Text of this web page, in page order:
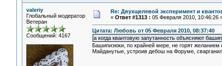
valeriy
Глобальный модератор
Ветеран
Сообщений: 4167
Re: Двухщелевой эксперимент и
« Ответ #1313 : 05 Февраля 2010, 10:46:26
Цитата: Любовь от 05 Февраля 2010, 08:37:40
а когда квантовую запутанность объясняют
Башипизюки, по крайней мере, не горят
Майданутые, устроив дебош на Форуме,